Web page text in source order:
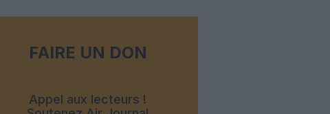
FAIRE UN DON
Appel aux lecteurs !